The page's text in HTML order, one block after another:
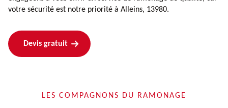
votre sécurité est notre priorité à Alleins, 13980.
Devis gratuit
LES COMPAGNONS DU RAMONAGE